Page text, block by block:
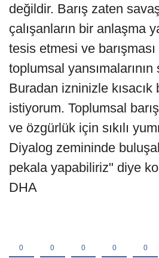
değildir. Barış zaten
çalışanların bir anlaşma
tesis etmesi ve
toplumsal yansımalarının
Buradan izninizle kısacık
istiyorum. Toplumsal
ve özgürlük için sıkılı
Diyalog zemininde
pekala yapabiliriz" diye
DHA